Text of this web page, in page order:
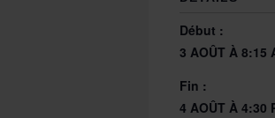
Début :
3 AOÛT À 8:15
Fin :
4 AOÛT À 4:30